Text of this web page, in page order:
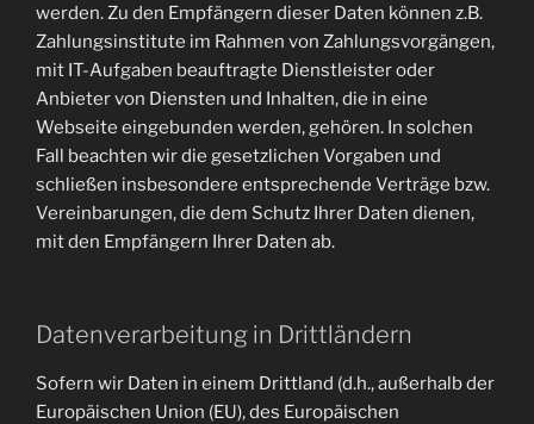
werden. Zu den Empfängern dieser Daten können z.B.
Zahlungsinstitute im Rahmen von Zahlungsvorgängen,
mit IT-Aufgaben beauftragte Dienstleister oder
Anbieter von Diensten und Inhalten, die in eine
Webseite eingebunden werden, gehören. In solchen
Fall beachten wir die gesetzlichen Vorgaben und
schließen insbesondere entsprechende Verträge bzw.
Vereinbarungen, die dem Schutz Ihrer Daten dienen,
mit den Empfängern Ihrer Daten ab.
Datenverarbeitung in Drittländern
Sofern wir Daten in einem Drittland (d.h., außerhalb der
Europäischen Union (EU), des Europäischen